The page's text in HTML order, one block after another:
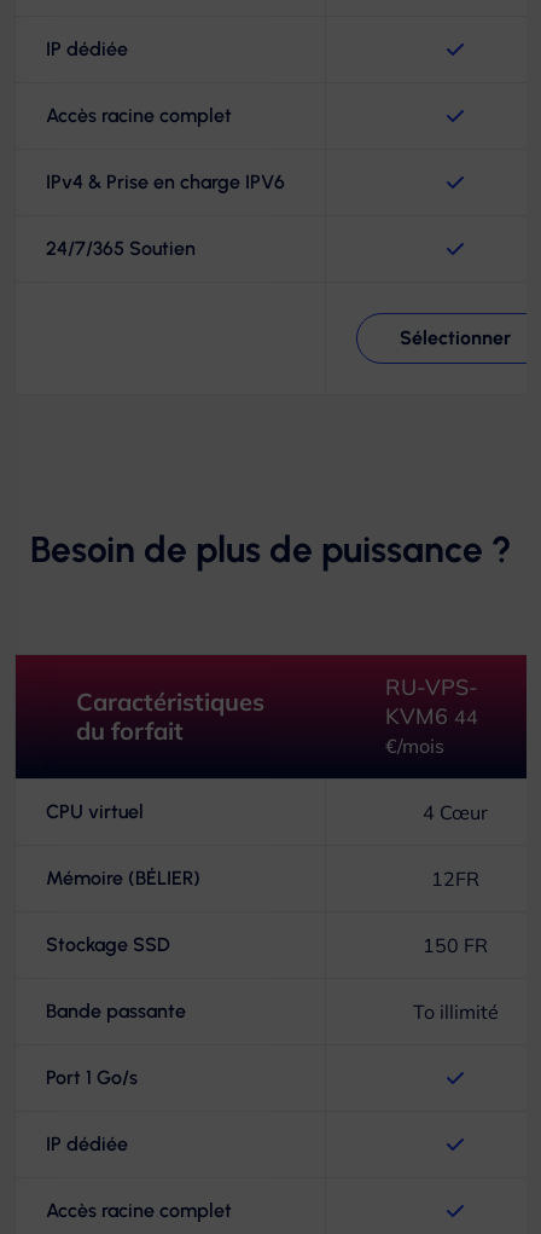
IP dédiée
Accès racine complet
IPv4 & Prise en charge IPV6
24/7/365 Soutien
Sélectionner
Besoin de plus de puissance ?
Caractéristiques
du forfait
RU-VPS-
KVM6 44
€/mois
CPU virtuel 4 Cœur
Mémoire (BÉLIER) 12FR
Stockage SSD 150 FR
Bande passante To illimité
Port 1 Go/s
IP dédiée
Accès racine complet